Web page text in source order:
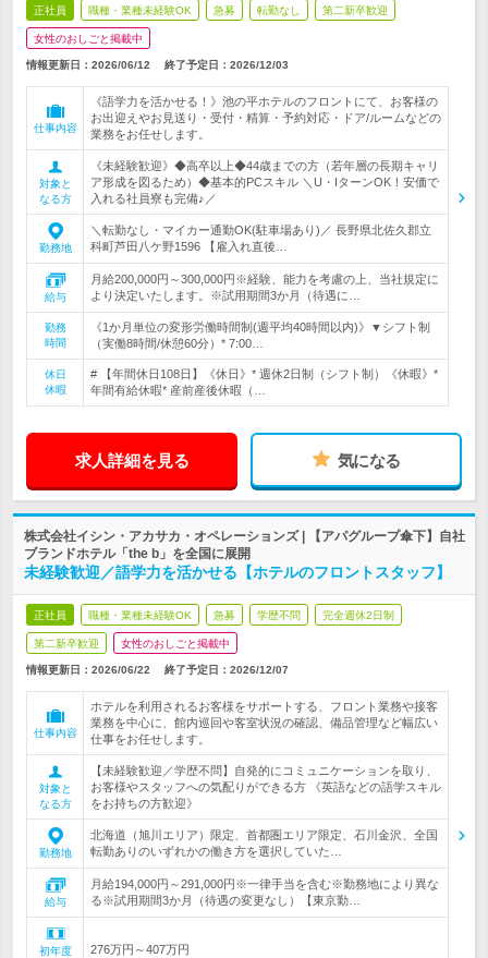
正社員 職種・業種未経験OK 急募 転勤なし 第二新卒歓迎
女性のおしごと掲載中
情報更新日：2026/06/12 終了予定日： 2026/12/03
仕事内容
《語学力を活かせる！》池の平ホテルのフロントにて、お客様の
お出迎えやお見送り・受付・精算・予約対応・ドア/ルームなどの
業務をお任せします。
対象と
なる方
《未経験歓迎》◆高卒以上◆44歳までの方（若年層の長期キャリ
ア形成を図るため）◆基本的PCスキル ＼U・IターンOK！安価で
入れる社員寮も完備♪／
勤務地
＼転勤なし・マイカー通勤OK(駐車場あり)／ 長野県北佐久郡立
科町芦田八ケ野1596 【雇入れ直後…
給与
月給200,000円～300,000円※経験、能力を考慮の上、当社規定に
より決定いたします。※試用期間3か月（待遇に…
勤務
時間
《1か月単位の変形労働時間制(週平均40時間以内)》▼シフト制
（実働8時間/休憩60分）* 7:00…
休日
休暇
# 【年間休日108日】《休日》* 週休2日制（シフト制）《休暇》*
年間有給休暇* 産前産後休暇（…
求人詳細を見る 気になる
株式会社イシン・アカサカ・オペレーションズ | 【アパグループ傘下】自社
ブランドホテル「the b」を全国に展開
未経験歓迎／語学力を活かせる【ホテルのフロントスタッフ】
正社員 職種・業種未経験OK 急募 学歴不問 完全週休2日制
第二新卒歓迎 女性のおしごと掲載中
情報更新日：2026/06/22 終了予定日： 2026/12/07
仕事内容
ホテルを利用されるお客様をサポートする、フロント業務や接客
業務を中心に、館内巡回や客室状況の確認、備品管理など幅広い
仕事をお任せします。
対象と
なる方
【未経験歓迎／学歴不問】自発的にコミュニケーションを取り、
お客様やスタッフへの気配りができる方 《英語などの語学スキル
をお持ちの方歓迎》
勤務地
北海道（旭川エリア）限定、首都圏エリア限定、石川金沢、全国
転勤ありのいずれかの働き方を選択していた…
給与
月給194,000円～291,000円※一律手当を含む※勤務地により異な
る※試用期間3か月（待遇の変更なし）【東京勤…
初年度
276万円～407万円